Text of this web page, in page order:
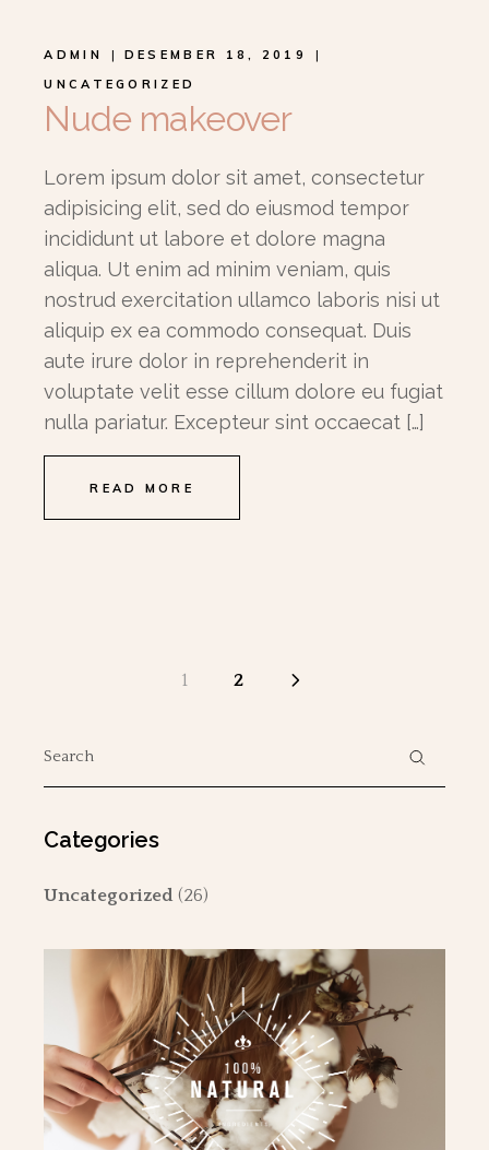
ADMIN
DESEMBER 18, 2019
UNCATEGORIZED
Nude makeover
Lorem ipsum dolor sit amet, consectetur
adipisicing elit, sed do eiusmod tempor
incididunt ut labore et dolore magna
aliqua. Ut enim ad minim veniam, quis
nostrud exercitation ullamco laboris nisi ut
aliquip ex ea commodo consequat. Duis
aute irure dolor in reprehenderit in
voluptate velit esse cillum dolore eu fugiat
nulla pariatur. Excepteur sint occaecat […]
READ MORE
Sidepaginering
1 2
for:
Categories
Uncategorized (26)